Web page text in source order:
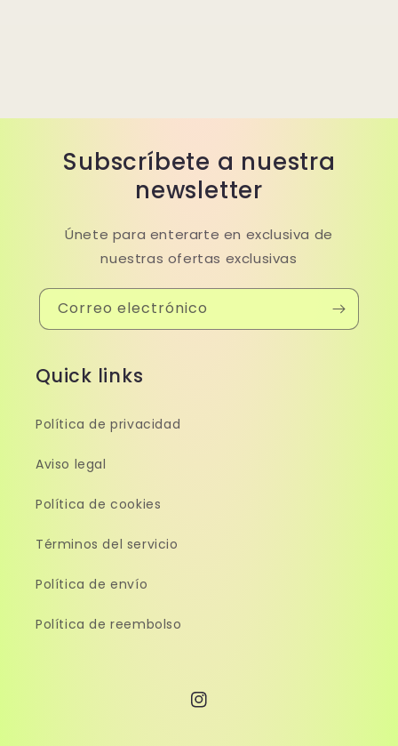
Subscríbete a nuestra
newsletter
Únete para enterarte en exclusiva de
nuestras ofertas exclusivas
Correo electrónico
Quick links
Política de privacidad
Aviso legal
Política de cookies
Términos del servicio
Política de envío
Política de reembolso
Instagram